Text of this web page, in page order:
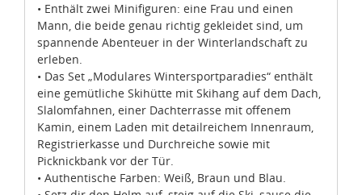
Mann, die beide genau richtig gekleidet sind, um
spannende Abenteuer in der Winterlandschaft zu
erleben.
• Das Set „Modulares Wintersportparadies“ enthält
eine gemütliche Skihütte mit Skihang auf dem Dach,
Slalomfahnen, einer Dachterrasse mit offenem
Kamin, einem Laden mit detailreichem Innenraum,
Registrierkasse und Durchreiche sowie mit
Picknickbank vor der Tür.
• Authentische Farben: Weiß, Braun und Blau.
• Setz dir den Helm auf, steig auf die Ski, sause die